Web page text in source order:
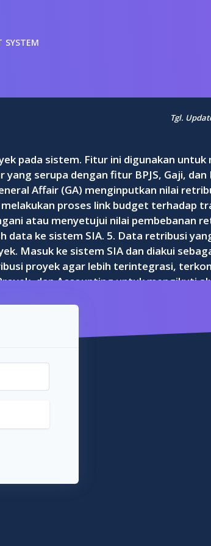
SYSTEM
Tgl.
pada sistem. Fitur ini digunakan
serupa dengan fitur BPJS, Gaji, dan
Affair (GA) menginputkan nilai
proses link budget terhadap
atau menyetujui nilai pembebanan
data ke sistem SIA. 5. Data retribusi
Masuk ke sistem SIA dan diakui
proyek agar lebih terintegrasi,
dan Accounting untuk mengikuti